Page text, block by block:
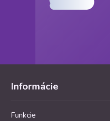
Informácie
Funkcie